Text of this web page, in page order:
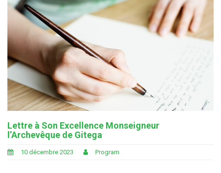
Lettre à Son Excellence Monseigneur
l’Archevêque de Gitega
10 décembre 2023 Program